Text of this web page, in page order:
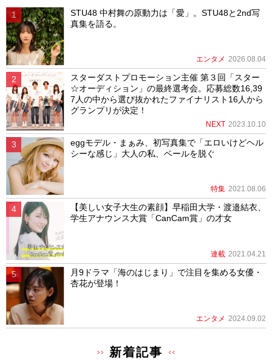
STU48 中村舞の原動力は「愛」。STU48と2nd写
真集を語る。
エンタメ 2026.08.04
スターダストプロモーション主催 第３回「スター
☆オーディション」の最終選考会。応募総数16,39
7人の中から選び抜かれたファイナリスト16人から
グランプリが決定！
NEXT 2023.10.10
eggモデル・まぁみ、初写真集で「エロいけどヘル
シーな感じ」大人の私、ベールを脱ぐ
特集 2021.08.06
【美しい女子大生の素顔】早稲田大学・渡邉結衣、
学生アナウンス大賞「CanCam賞」の才女
連載 2021.04.21
月9ドラマ「海のはじまり」で注目を集める女優・
杏花が登場！
エンタメ 2024.09.02
新着記事